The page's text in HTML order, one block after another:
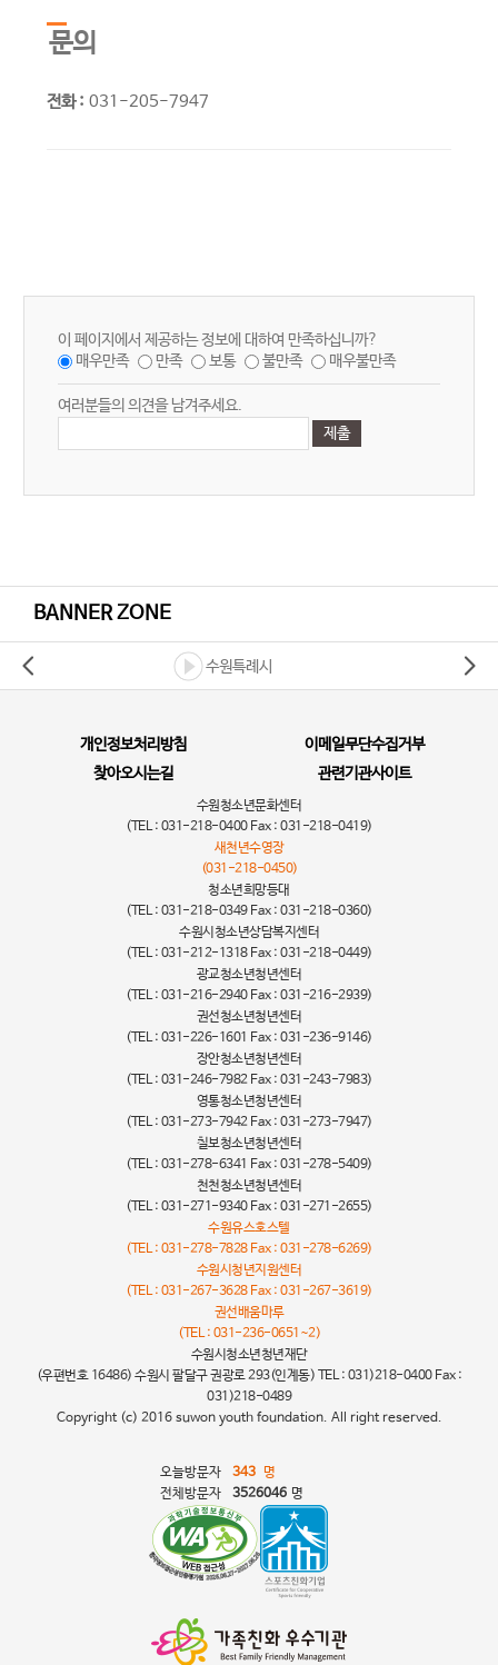
문의
전화 : 031-205-7947
이 페이지에서 제공하는 정보에 대하여 만족하십니까?
매우만족
만족 보통 불만족 매우불만족
여러분들의 의견을 남겨주세요.
BANNER ZONE
수원특례시
개인정보처리방침
이메일무단수집거부
찾아오시는길
관련기관사이트
수원청소년문화센터
(TEL : 031-218-0400 Fax : 031-218-0419)
새천년수영장
(031-218-0450)
청소년희망등대
(TEL : 031-218-0349 Fax : 031-218-0360)
수원시청소년상담복지센터
(TEL : 031-212-1318 Fax : 031-218-0449)
광교청소년청년센터
(TEL : 031-216-2940 Fax : 031-216-2939)
권선청소년청년센터
(TEL : 031-226-1601 Fax : 031-236-9146)
장안청소년청년센터
(TEL : 031-246-7982 Fax : 031-243-7983)
영통청소년청년센터
(TEL : 031-273-7942 Fax : 031-273-7947)
칠보청소년청년센터
(TEL : 031-278-6341 Fax : 031-278-5409)
천천청소년청년센터
(TEL : 031-271-9340 Fax : 031-271-2655)
수원유스호스텔
(TEL : 031-278-7828 Fax : 031-278-6269)
수원시청년지원센터
(TEL : 031-267-3628 Fax : 031-267-3619)
권선배움마루
(TEL : 031-236-0651~2)
수원시청소년청년재단
(우편번호 16486) 수원시 팔달구 권광로 293(인계동) TEL : 031)218-0400 Fax :
031)218-0489
Copyright (c) 2016 suwon youth foundation. All right reserved.
오늘방문자 343 명
전체방문자
3526046 명